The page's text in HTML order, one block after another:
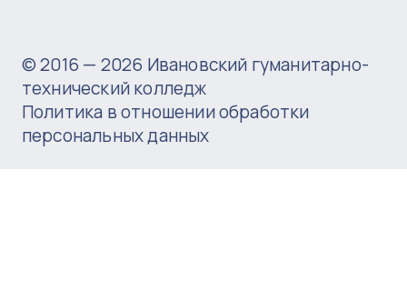
© 2016 — 2026 Ивановский гуманитарно-
технический колледж
Политика в отношении обработки
персональных данных